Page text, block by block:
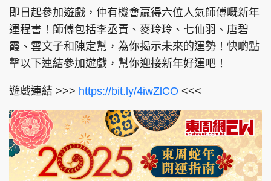
即日起參加遊戲，仲有機會贏得六位人氣師傅嘅新年
運程書！師傅包括李丞責、麥玲玲、七仙羽、唐碧
霞、雲文子和陳定幫，為你揭示未來的運勢！快啲點
擊以下連結參加遊戲，幫你迎接新年好運吧！
遊戲連結 >>> https://bit.ly/4iwZlCO <<<